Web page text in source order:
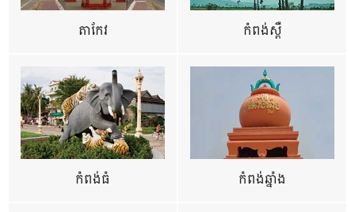
តាកែវ កំពង់ស្ពឺ
កំពង់ធំ កំពង់ឆ្នាំង